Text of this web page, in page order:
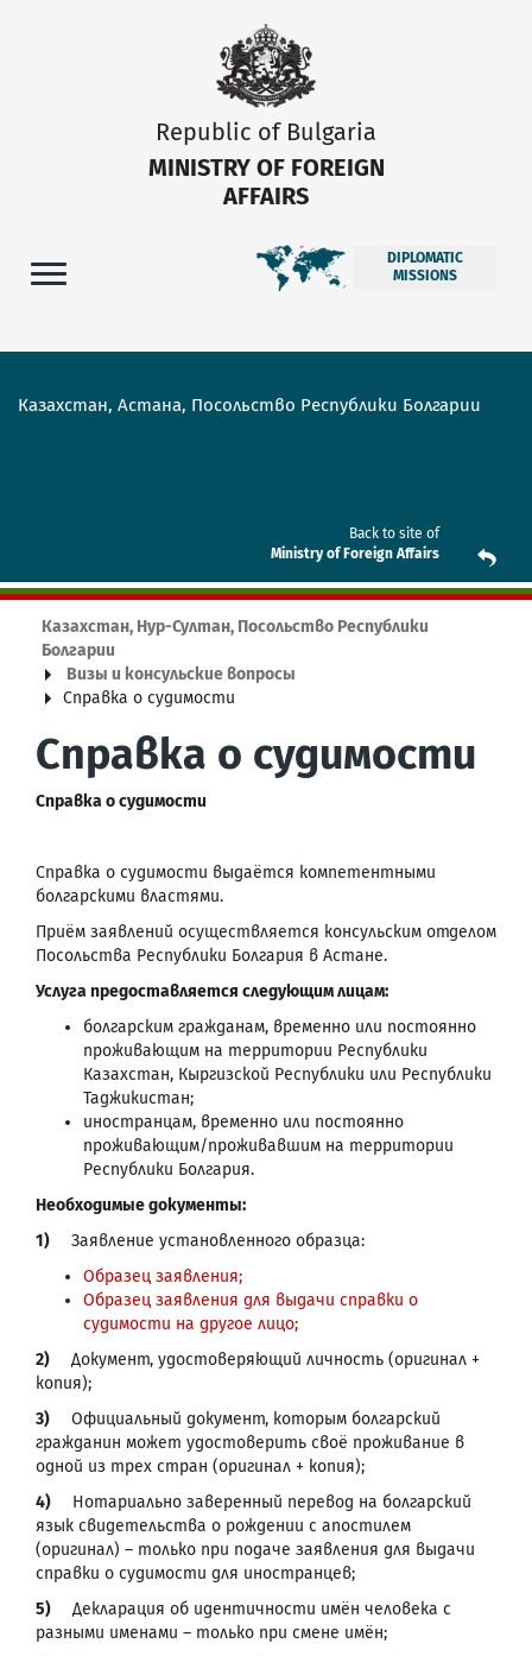
Republic of Bulgaria
MINISTRY OF FOREIGN
AFFAIRS
DIPLOMATIC
MISSIONS
Казахстан, Астана, Посольство Республики Болгарии
Back to site of
Ministry of Foreign Affairs
Казахстан, Нур-Султан, Посольство Республики
Болгарии
Визы и консульские вопросы
Справка о судимости
Справка о судимости
Справка о судимости
Справка о судимости выдаётся компетентными
болгарскими властями.
Приём заявлений осуществляется консульским отделом
Посольства Республики Болгария в Астане.
Услуга предоставляется следующим лицам:
болгарским гражданам, временно или постоянно
проживающим на территории Республики
Казахстан, Кыргизской Республики или Республики
Таджикистан;
иностранцам, временно или постоянно
проживающим/проживавшим на территории
Республики Болгария.
Необходимые документы:
1)
Заявление установленного образца:
Образец заявления;
Образец заявления для выдачи справки о
судимости на другое лицо;
2)
Документ, удостоверяющий личность (оригинал +
копия);
3)
Официальный документ, которым болгарский
гражданин может удостоверить своё проживание в
одной из трех стран (оригинал + копия);
4)
Нотариально заверенный перевод на болгарский
язык свидетельства о рождении с апостилем
(оригинал) – только при подаче заявления для выдачи
справки о судимости для иностранцев;
5)
Декларация об идентичности имён человека с
разными именами – только при смене имён;